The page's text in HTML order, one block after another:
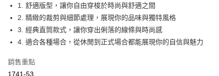
運送方式
付款後全家取貨
每筆NT$60，滿NT$1,000(含以上)免運費
1. 舒適版型，讓你自由穿梭於時尚與舒適之間
2. 精緻的裁剪與細節處理，展現你的品味與獨特風格
3. 經典直筒款式，讓你穿出俐落的線條與時尚感
4. 適合各種場合，從休閒到正式場合都能展現你的自信與魅力
銷售重點
1741-53